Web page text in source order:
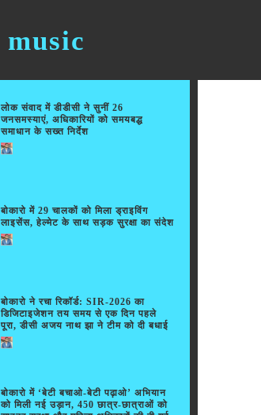
music
लोक संवाद में डीडीसी ने सुनीं 26
जनसमस्याएं, अधिकारियों को समयबद्ध
समाधान के सख्त निर्देश
बोकारो में 29 चालकों को मिला ड्राइविंग
लाइसेंस, हेल्मेट के साथ सड़क सुरक्षा का संदेश
बोकारो ने रचा रिकॉर्ड: SIR-2026 का
डिजिटाइजेशन तय समय से एक दिन पहले
पूरा, डीसी अजय नाथ झा ने टीम को दी बधाई
बोकारो में ‘बेटी बचाओ-बेटी पढ़ाओ’ अभियान
को मिली नई उड़ान, 450 छात्र-छात्राओं को